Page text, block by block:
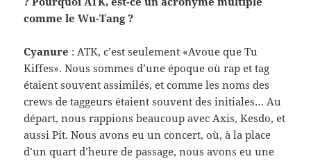
comme le Wu-​Tang ?
Cya­nure : ATK, c’est seule­ment «Avoue que Tu
Kiffes». Nous sommes d’une époque où rap et tag
étaient sou­vent assim­ilés, et comme les noms des
crews de taggeurs étaient sou­vent des ini­tiales… Au
départ, nous rap­pi­ons beau­coup avec Axis, Kesdo, et
aussi Pit. Nous avons eu un con­cert, où, à la place
d’un quart d’heure de pas­sage, nous avons eu une